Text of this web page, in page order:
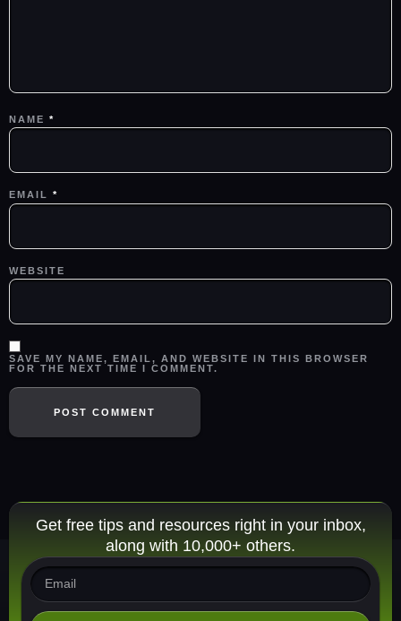
NAME *
EMAIL *
WEBSITE
SAVE MY NAME, EMAIL, AND WEBSITE IN THIS BROWSER
FOR THE NEXT TIME I COMMENT.
Get free tips and resources right in your inbox,
along with 10,000+ others.